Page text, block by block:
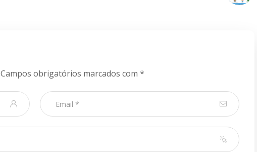
Campos obrigatórios marcados com *